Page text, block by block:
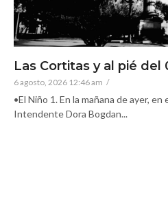
Las Cortitas y al pié del
6 agosto, 2026 12:46 am /
•El Niño 1. En la mañana de ayer,
Intendente Dora Bogdan...